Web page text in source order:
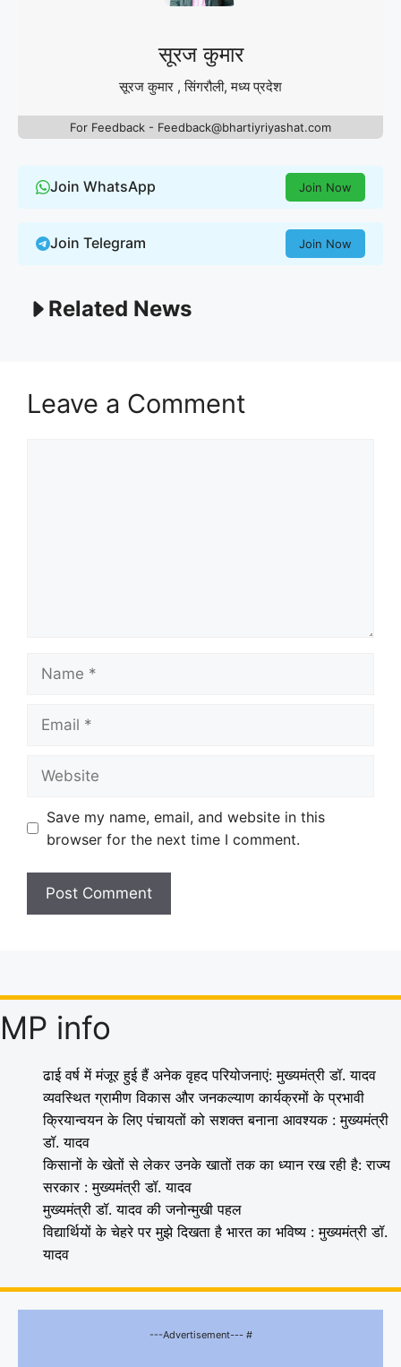
सूरज कुमार
सूरज कुमार , सिंगरौली, मध्य प्रदेश
For Feedback - Feedback@bhartiyriyashat.com
Join WhatsApp Join Now
Join Telegram Join Now
Related News
Leave a Comment
Save my name, email, and website in this
browser for the next time I comment.
MP info
ढाई वर्ष में मंजूर हुई हैं अनेक वृहद परियोजनाएं: मुख्यमंत्री डॉ. यादव
व्यवस्थित ग्रामीण विकास और जनकल्याण कार्यक्रमों के प्रभावी
क्रियान्वयन के लिए पंचायतों को सशक्त बनाना आवश्यक : मुख्यमंत्री
डॉ. यादव
किसानों के खेतों से लेकर उनके खातों तक का ध्यान रख रही है: राज्य
सरकार : मुख्यमंत्री डॉ. यादव
मुख्यमंत्री डॉ. यादव की जनोन्मुखी पहल
विद्यार्थियों के चेहरे पर मुझे दिखता है भारत का भविष्य : मुख्यमंत्री डॉ.
यादव
---Advertisement--- #